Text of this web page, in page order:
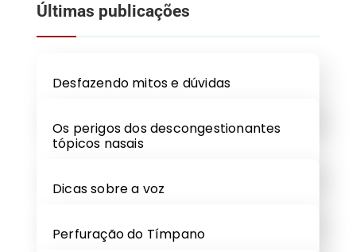
Últimas publicações
Desfazendo mitos e dúvidas
Os perigos dos descongestionantes
tópicos nasais
Dicas sobre a voz
Perfuração do Tímpano